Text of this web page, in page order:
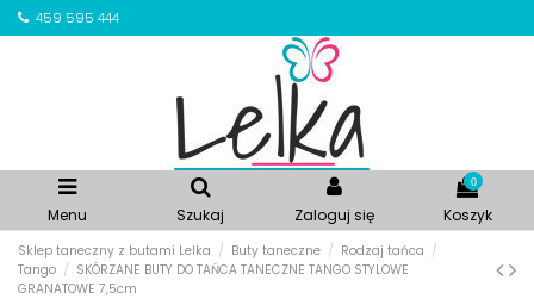
459 595 444
Menu Szukaj Zaloguj się
0
Koszyk
Sklep taneczny z butami Lelka Buty taneczne
Rodzaj tańca
Tango
SKÓRZANE BUTY DO TAŃCA TANECZNE TANGO STYLOWE
GRANATOWE 7,5cm